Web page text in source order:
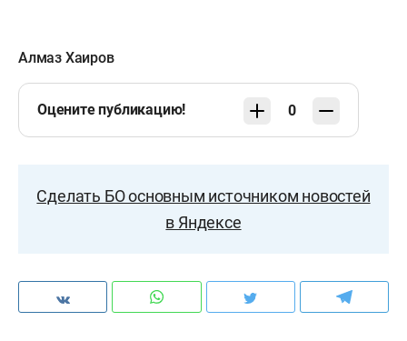
Алмаз Хаиров
Оцените публикацию! 0
Сделать БО основным источником новостей
в Яндексе